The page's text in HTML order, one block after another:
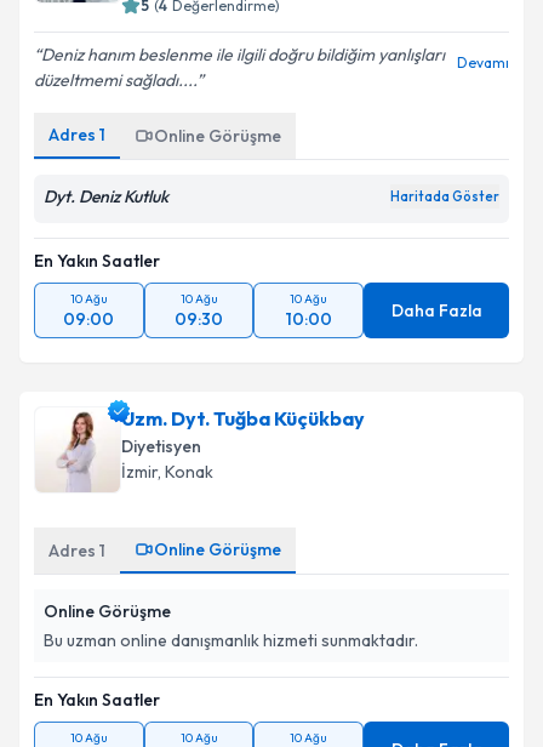
5 (4 Değerlendirme)
Deniz hanım beslenme ile ilgili doğru bildiğim yanlışları
düzeltmemi sağladı....
Devamı
Adres 1 Online Görüşme
Dyt. Deniz Kutluk Haritada Göster
En Yakın Saatler
10 Ağu
09:00
10 Ağu
09:30
10 Ağu
10:00 Daha Fazla
Uzm. Dyt. Tuğba Küçükbay
Diyetisyen
İzmir, Konak
Adres 1 Online Görüşme
Online Görüşme
Bu uzman online danışmanlık hizmeti sunmaktadır.
En Yakın Saatler
10 Ağu 10 Ağu 10 Ağu